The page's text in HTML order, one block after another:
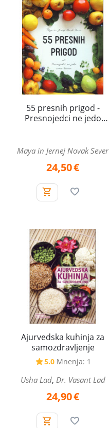
55 presnih prigod -
Presnojedci ne jedo
Maya in Jernej Novak Sever
24,50€
Ajurvedska kuhinja za
samozdravljenje
5.0 Mnenja: 1
Usha Lad, Dr. Vasant Lad
24,90€